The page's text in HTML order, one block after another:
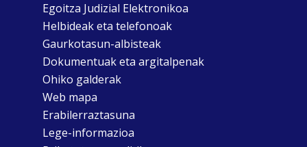
Egoitza Judizial Elektronikoa
Helbideak eta telefonoak
Gaurkotasun-albisteak
Dokumentuak eta argitalpenak
Ohiko galderak
Web mapa
Erabilerraztasuna
Lege-informazioa